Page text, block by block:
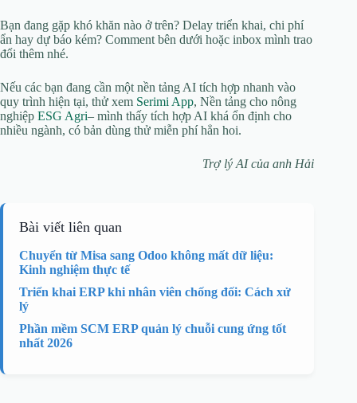
Bạn đang gặp khó khăn nào ở trên? Delay triển khai, chi phí
ẩn hay dự báo kém? Comment bên dưới hoặc inbox mình trao
đổi thêm nhé.
Nếu các bạn đang cần một nền tảng AI tích hợp nhanh vào
quy trình hiện tại, thử xem Serimi App, Nền tảng cho nông
nghiệp ESG Agri– mình thấy tích hợp AI khá ổn định cho
nhiều ngành, có bản dùng thử miễn phí hẳn hoi.
Trợ lý AI của anh Hải
Bài viết liên quan
Chuyển từ Misa sang Odoo không mất dữ liệu:
Kinh nghiệm thực tế
Triển khai ERP khi nhân viên chống đối: Cách xử
lý
Phần mềm SCM ERP quản lý chuỗi cung ứng tốt
nhất 2026